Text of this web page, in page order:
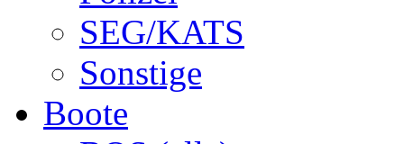
SEG/KATS
Sonstige
Boote